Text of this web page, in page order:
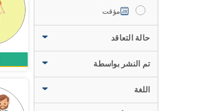
مؤقت
حالة التعاقد
تم النشر بواسطة
اللغة